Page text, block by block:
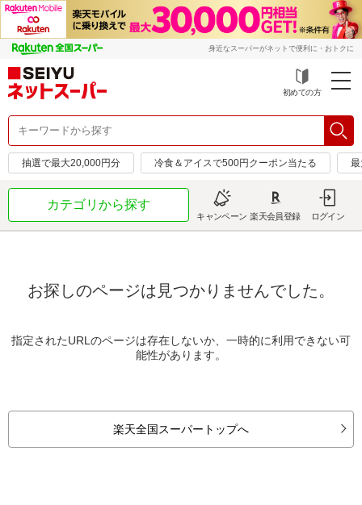
身近なスーパーがネットで便利に・おトクに
初めての方
抽選で最大20,000円分 冷食＆アイスで500円クーポン当たる
カテゴリから探す
キャンペーン 楽天会員登録 ログイン
お探しのページは見つかりませんでした。
指定されたURLのページは存在しないか、一時的に利用できない可
能性があります。
楽天全国スーパートップへ